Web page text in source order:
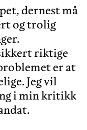
dernest må
og trolig
riktige
er at
Jeg vil
i min kritikk